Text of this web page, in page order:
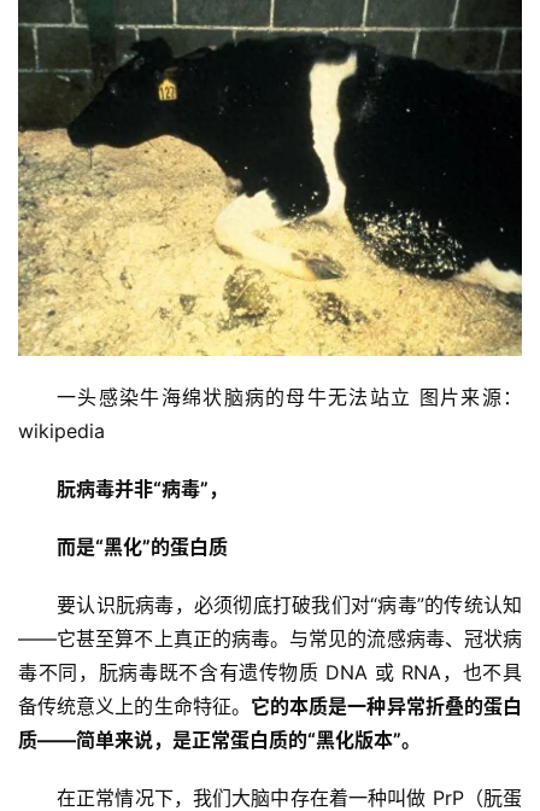
一头感染牛海绵状脑病的母牛无法站立 图片来源：
wikipedia
朊病毒并非“病毒”，
而是“黑化”的蛋白质
要认识朊病毒，必须彻底打破我们对“病毒”的传统认知
——它甚至算不上真正的病毒。与常见的流感病毒、冠状病
毒不同，朊病毒既不含有遗传物质 DNA 或 RNA，也不具
备传统意义上的生命特征。 它的本质是一种异常折叠的蛋白
质——简单来说，是正常蛋白质的“黑化版本”。
在正常情况下，我们大脑中存在着一种叫做 PrP（朊蛋